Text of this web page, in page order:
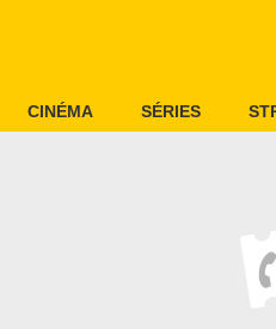
CINÉMA SÉRIES